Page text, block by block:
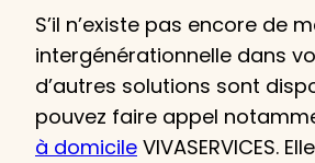
S’il n’existe pas encore de
intergénérationnelle dans
d’autres solutions sont
pouvez faire appel
à domicile VIVASERVICES.